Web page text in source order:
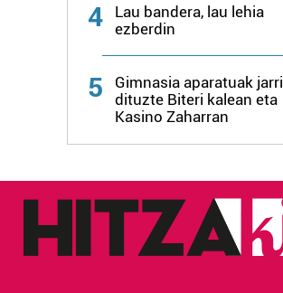
4
Lau bandera, lau lehia
ezberdin
5
Gimnasia aparatuak jarri
dituzte Biteri kalean eta
Kasino Zaharran